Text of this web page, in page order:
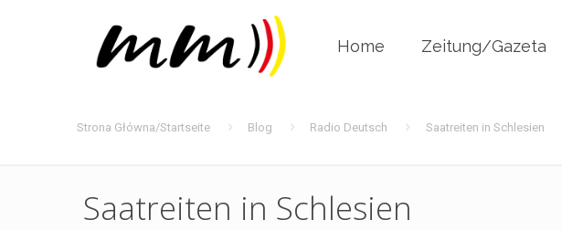
Home Zeitung/Gazeta
Strona Główna/Startseite Blog Radio Deutsch Saatreiten in Schlesien
Saatreiten in Schlesien